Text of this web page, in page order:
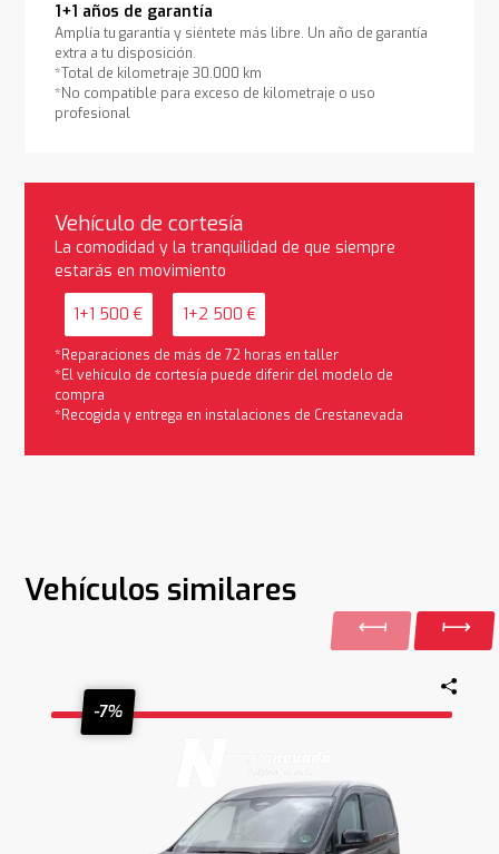
1+1 años de garantía
Amplía tu garantía y siéntete más libre. Un año de garantía
extra a tu disposición.
*Total de kilometraje 30.000 km
*No compatible para exceso de kilometraje o uso
profesional
Vehículo de cortesía
La comodidad y la tranquilidad de que siempre
estarás en movimiento
1+1 500 € 1+2 500 €
*Reparaciones de más de 72 horas en taller
*El vehículo de cortesía puede diferir del modelo de
compra
*Recogida y entrega en instalaciones de Crestanevada
Vehículos similares
-7%